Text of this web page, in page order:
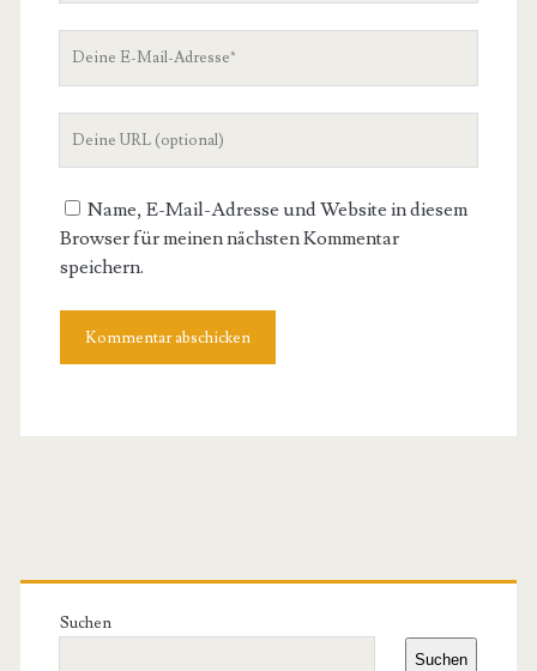
Adresse
Name, E-Mail-Adresse und Website in diesem
Browser für meinen nächsten Kommentar
speichern.
Primäre
Seitenleiste
Suchen
Suchen